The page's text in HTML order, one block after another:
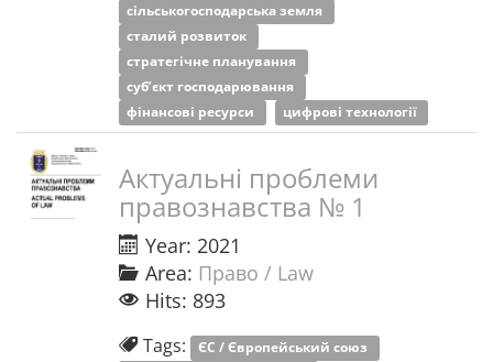
сільськогосподарська земля
сталий розвиток
стратегічне планування
суб’єкт господарювання
фінансові ресурси
цифрові технології
Актуальні проблеми
правознавства № 1
Year: 2021
Area: Право / Law
Hits: 893
Tags: ЄС / Європейський союз